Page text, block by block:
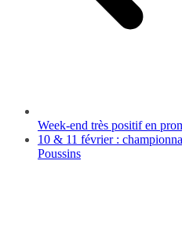
Week-end très positif en
10 & 11 février :
Poussins